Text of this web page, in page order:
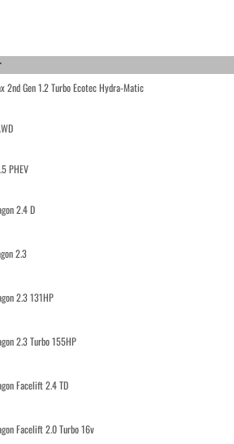
2nd Gen 1.2 Turbo Ecotec Hydra-Matic
PHEV
2.4 D
2.3
2.3 131HP
2.3 Turbo 155HP
Facelift 2.4 TD
Facelift 2.0 Turbo 16v